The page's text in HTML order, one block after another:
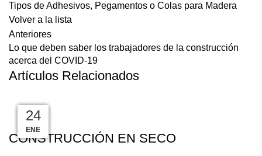
Tipos de Adhesivos, Pegamentos o Colas para Madera
Volver a la lista
Anteriores
Lo que deben saber los trabajadores de la construcción
acerca del COVID-19
Artículos Relacionados
13
SEP
CONSTRUCCIÓN
CONSTRUCCIÓN EN SECO
14
DIC
19
OCT
24
JUL
30
JUN
27
ENE
24
ENE